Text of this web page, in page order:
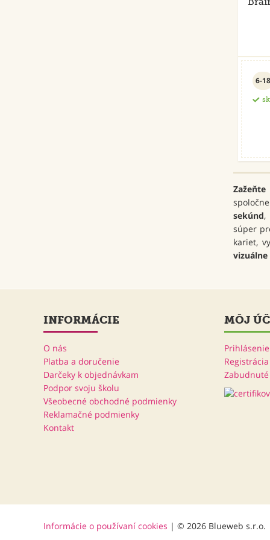
6-18
sekúnd,
súper
kariet,
INFORMÁCIE
O nás
Platba a doručenie
Darčeky k objednávkam
Podpor svoju školu
Všeobecné obchodné podmienky
Reklamačné podmienky
Kontakt
MÔJ
Prihlásenie
Registrácia
Informácie o používaní cookies | © 2026 Blueweb s.r.o.